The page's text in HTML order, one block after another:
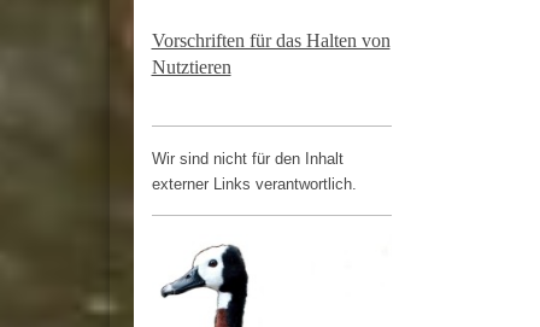
Vorschriften für das Halten von
Nutztieren
Wir sind nicht für den Inhalt
externer Links verantwortlich.